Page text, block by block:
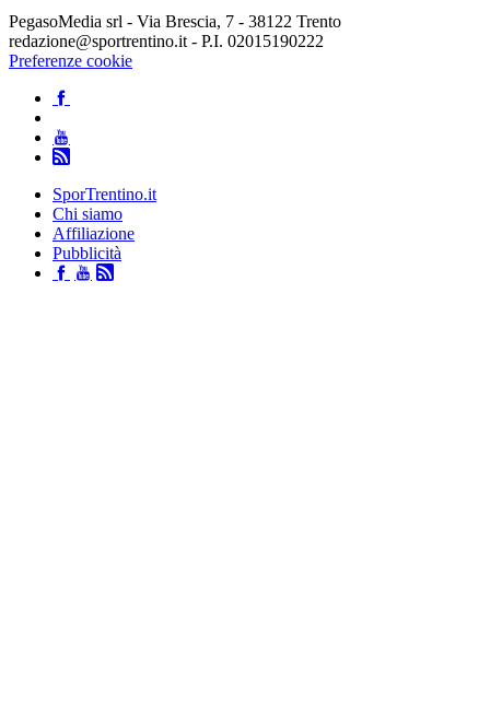
PegasoMedia srl - Via Brescia, 7 - 38122 Trento
redazione@sportrentino.it - P.I. 02015190222
Preferenze cookie
SporTrentino.it
Chi siamo
Affiliazione
Pubblicità